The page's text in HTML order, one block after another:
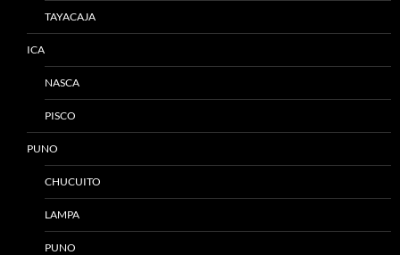
TAYACAJA
ICA
NASCA
PISCO
PUNO
CHUCUITO
LAMPA
PUNO